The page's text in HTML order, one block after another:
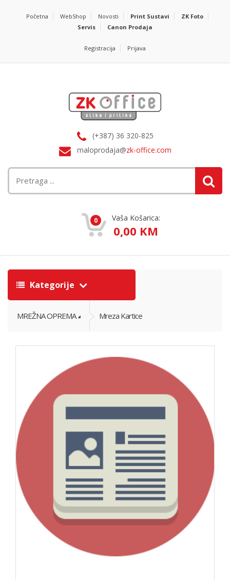
Početna WebShop Novosti Print Sustavi
ZK Foto
Servis
Canon Prodaja
Registracija Prijava
(+387) 36 320-825
maloprodaja@zk-office.com
0 Vaša Košarica:
0,00 KM
Kategorije
MREŽNA OPREMA Mreza Kartice